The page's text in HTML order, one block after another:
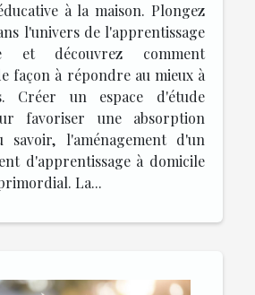
à la maison. Plongez
l'univers de l'apprentissage
et découvrez comment
façon à répondre au mieux à
Créer un espace d'étude
favoriser une absorption
savoir, l'aménagement d'un
d'apprentissage à domicile
La...